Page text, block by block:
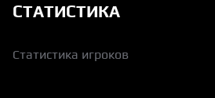
СТАТИСТИКА
Статистика игроков